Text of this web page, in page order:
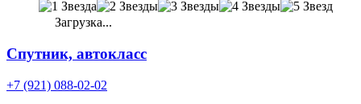
Загрузка...
Спутник, автокласс
+7 (921) 088-02-02